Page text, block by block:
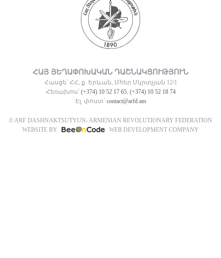
ՀԱՅ ՅԵՂԱՓՈԽԱԿԱՆ ԴԱՇՆԱԿՑՈՒԹՅՈՒՆ
Հասցե՝ ՀՀ, ք. Երևան, Մհեր Մկրտչյան 12/1
Հեռախոս՝ (+374) 10 52 17 65, (+374) 10 52 18 74
Էլ. փոստ՝ contact@arfd.am
© ARF DASHNAKTSUTYUN- ARMENIAN REVOLUTIONARY FEDERATION
WEBSITE BY
WEB DEVELOPMENT COMPANY